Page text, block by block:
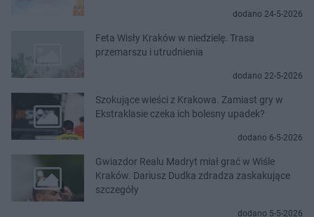
dodano 24-5-2026
Feta Wisły Kraków w niedzielę. Trasa
przemarszu i utrudnienia
dodano 22-5-2026
Szokujące wieści z Krakowa. Zamiast gry w
Ekstraklasie czeka ich bolesny upadek?
dodano 6-5-2026
Gwiazdor Realu Madryt miał grać w Wiśle
Kraków. Dariusz Dudka zdradza zaskakujące
szczegóły
dodano 5-5-2026